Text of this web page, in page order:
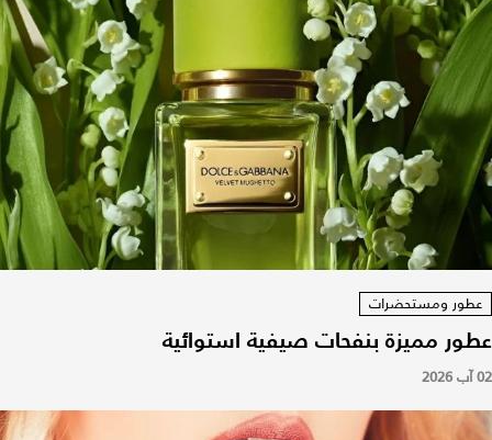
عطور ومستحضرات
عطور مميزة بنفحات صيفية استوائية
02 آب 2026